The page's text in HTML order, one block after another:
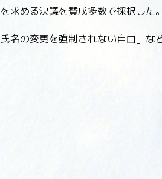
求める決議を賛成多数で採択した。
名の変更を強制されない自由」な